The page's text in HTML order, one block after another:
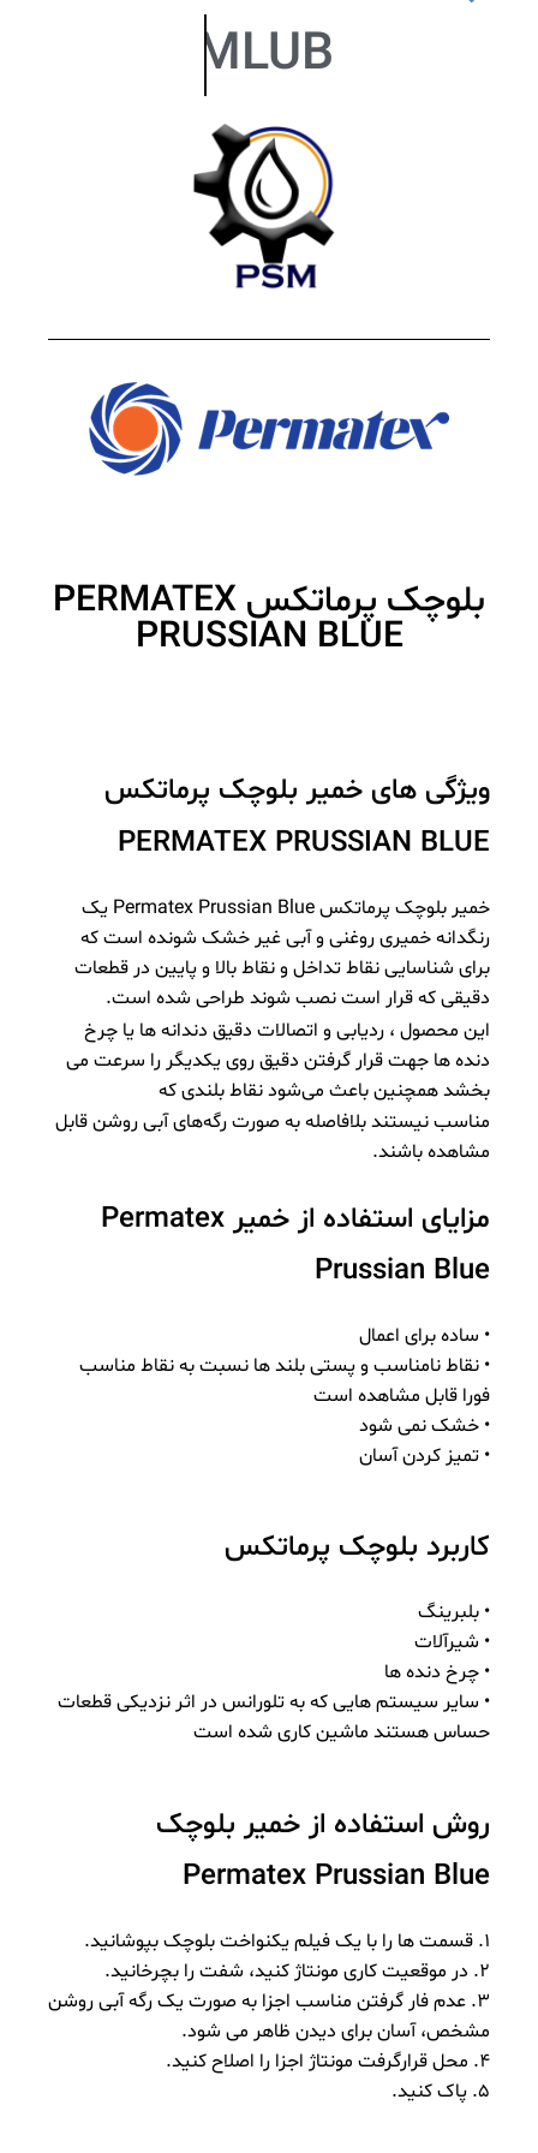
PSMLUB
بلوچک پرماتکس PERMATEX
PRUSSIAN BLUE
ویژگی های خمیر بلوچک پرماتکس
PERMATEX PRUSSIAN BLUE
خمیر بلوچک پرماتکس Permatex Prussian Blue یک
رنگدانه خمیری روغنی و آبی غیر خشک شونده است که
برای شناسایی نقاط تداخل و نقاط بالا و پایین در قطعات
دقیقی که قرار است نصب شوند طراحی شده است.
این محصول ، ردیابی و اتصالات دقیق دندانه ها یا چرخ
دنده ها جهت قرار گرفتن دقیق روی یکدیگر را سرعت می
بخشد همچنین باعث می‌شود نقاط بلندی که
مناسب نیستند بلافاصله به صورت رگه‌های آبی روشن قابل
مشاهده باشند.
مزایای استفاده از خمیر Permatex
Prussian Blue
• ساده برای اعمال
• نقاط نامناسب و پستی بلند ها نسبت به نقاط مناسب
فورا قابل مشاهده است
• خشک نمی شود
• تمیز کردن آسان
کاربرد بلوچک پرماتکس
• بلبرینگ
• شیرآلات
• چرخ دنده ها
• سایر سیستم هایی که به تلورانس در اثر نزدیکی قطعات
حساس هستند ماشین کاری شده است
روش استفاده از خمیر بلوچک
Permatex Prussian Blue
1. قسمت ها را با یک فیلم یکنواخت بلوچک بپوشانید.
2. در موقعیت کاری مونتاژ کنید، شفت را بچرخانید.
3. عدم فار گرفتن مناسب اجزا به صورت یک رگه آبی روشن
مشخص، آسان برای دیدن ظاهر می شود.
4. محل قرارگرفت مونتاژ اجزا را اصلاح کنید.
5. پاک کنید.